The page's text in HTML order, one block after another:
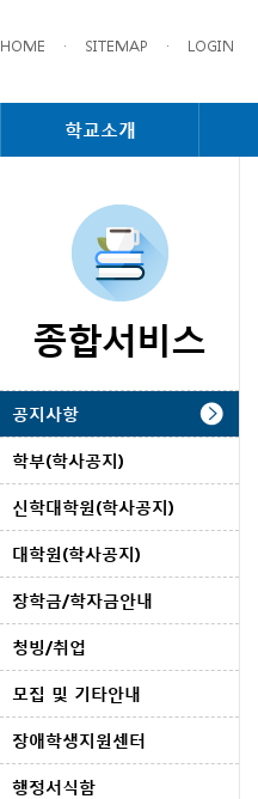
HOME · SITEMAP · LOGIN
학교소개
종합서비스
공지사항
학부(학사공지)
신학대학원(학사공지)
대학원(학사공지)
장학금/학자금안내
청빙/취업
모집 및 기타안내
장애학생지원센터
행정서식함